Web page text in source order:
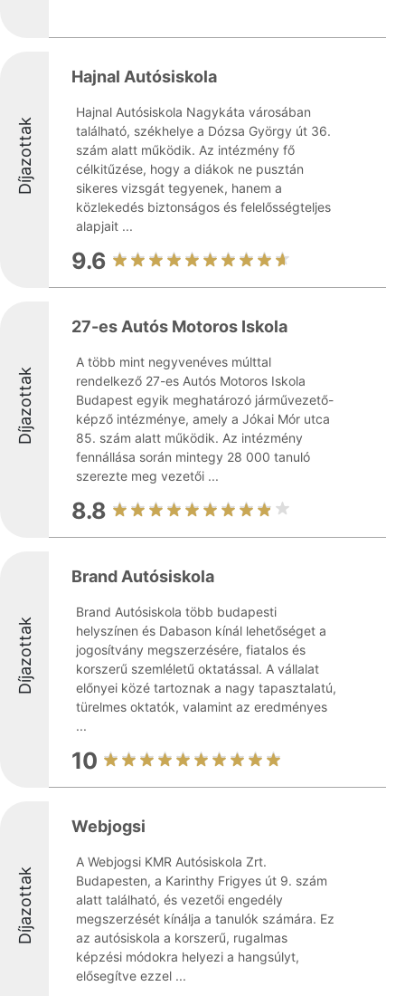
Díjazottak
Hajnal Autósiskola
Hajnal Autósiskola Nagykáta városában
található, székhelye a Dózsa György út 36.
szám alatt működik. Az intézmény fő
célkitűzése, hogy a diákok ne pusztán
sikeres vizsgát tegyenek, hanem a
közlekedés biztonságos és felelősségteljes
alapjait ...
9.6
Díjazottak
27-es Autós Motoros Iskola
A több mint negyvenéves múlttal
rendelkező 27-es Autós Motoros Iskola
Budapest egyik meghatározó járművezető-
képző intézménye, amely a Jókai Mór utca
85. szám alatt működik. Az intézmény
fennállása során mintegy 28 000 tanuló
szerezte meg vezetői ...
8.8
Díjazottak
Brand Autósiskola
Brand Autósiskola több budapesti
helyszínen és Dabason kínál lehetőséget a
jogosítvány megszerzésére, fiatalos és
korszerű szemléletű oktatással. A vállalat
előnyei közé tartoznak a nagy tapasztalatú,
türelmes oktatók, valamint az eredményes
...
10
Díjazottak
Webjogsi
A Webjogsi KMR Autósiskola Zrt.
Budapesten, a Karinthy Frigyes út 9. szám
alatt található, és vezetői engedély
megszerzését kínálja a tanulók számára. Ez
az autósiskola a korszerű, rugalmas
képzési módokra helyezi a hangsúlyt,
elősegítve ezzel ...